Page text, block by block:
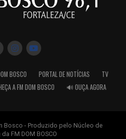
BOSCO PORTAL DE NOTÍCIAS
TV
A FM DOM BOSCO 🔊 OUÇA AGORA
Bosco - Produzido pelo Núcleo de
FM DOM BOSCO